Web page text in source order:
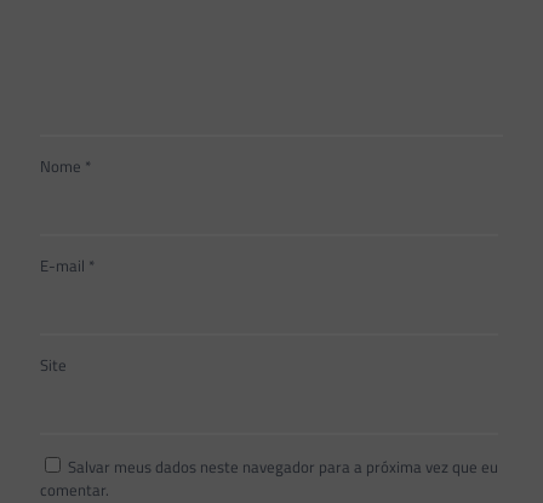
Nome *
E-mail *
Site
Salvar meus dados neste navegador para a próxima vez que eu
comentar.